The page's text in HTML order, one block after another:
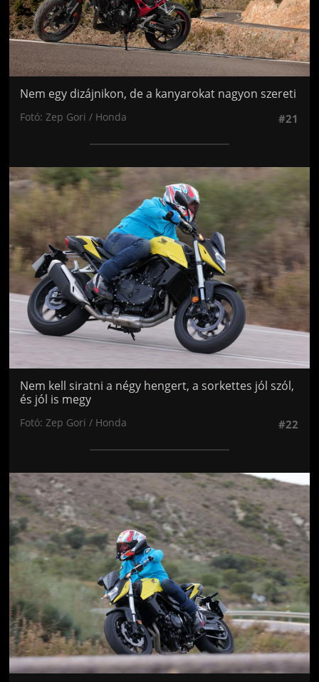
Nem egy dizájnikon, de a kanyarokat nagyon szereti
Fotó: Zep Gori / Honda #21
Jön még kép!
Nem kell siratni a négy hengert, a sorkettes jól szól,
és jól is megy
Fotó: Zep Gori / Honda #22
Jön még kép!